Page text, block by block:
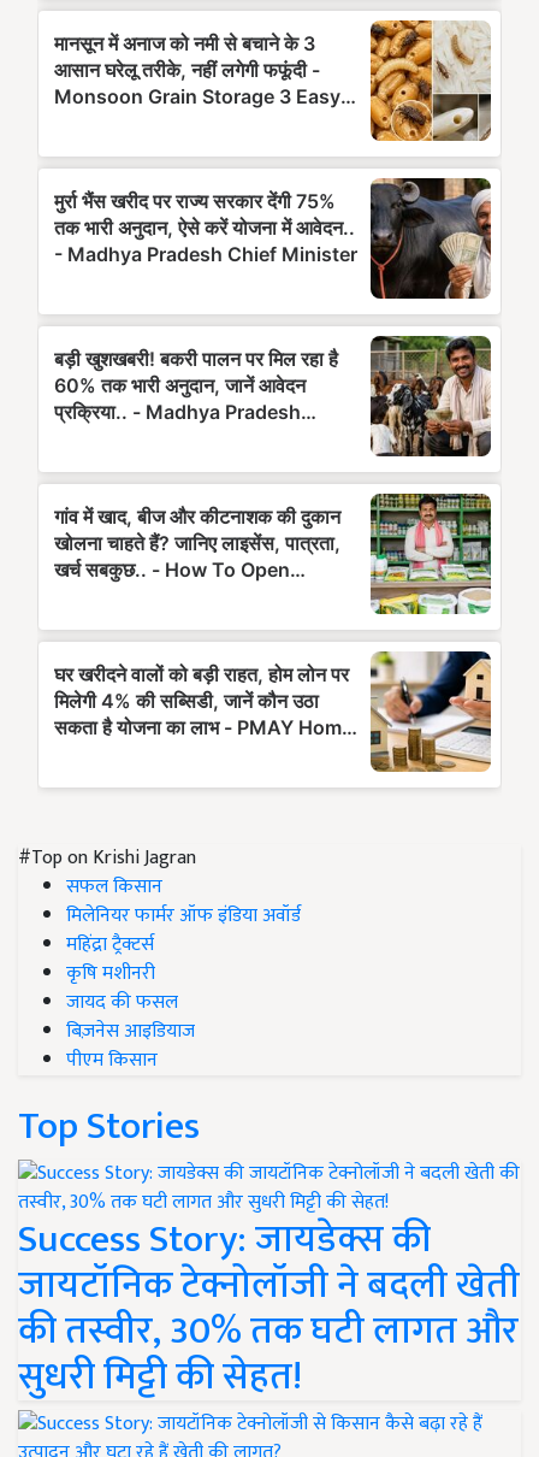
#Top on Krishi Jagran
सफल किसान
मिलेनियर फार्मर ऑफ इंडिया अवॉर्ड
महिंद्रा ट्रैक्टर्स
कृषि मशीनरी
जायद की फसल
बिज़नेस आइडियाज
पीएम किसान
Top Stories
Success Story: जायडेक्स की
जायटॉनिक टेक्नोलॉजी ने बदली खेती
की तस्वीर, 30% तक घटी लागत और
सुधरी मिट्टी की सेहत!